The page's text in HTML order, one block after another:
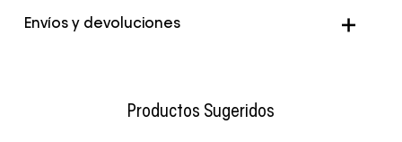
Genero Hombre
Envíos y devoluciones
Productos Sugeridos